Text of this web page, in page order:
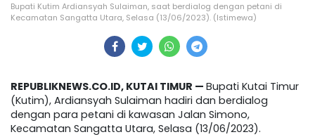
Bupati Kutim Ardiansyah Sulaiman, saat berdialog dengan petani di
Kecamatan Sangatta Utara, Selasa (13/06/2023). (Istimewa)
REPUBLIKNEWS.CO.ID, KUTAI TIMUR — Bupati Kutai Timur
(Kutim), Ardiansyah Sulaiman hadiri dan berdialog
dengan para petani di kawasan Jalan Simono,
Kecamatan Sangatta Utara, Selasa (13/06/2023).